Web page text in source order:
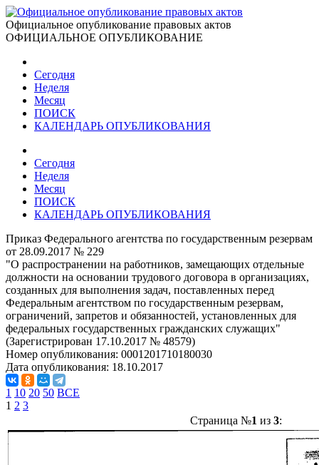
Официальное опубликование правовых актов
ОФИЦИАЛЬНОЕ ОПУБЛИКОВАНИЕ
Сегодня
Неделя
Месяц
ПОИСК
КАЛЕНДАРЬ ОПУБЛИКОВАНИЯ
Сегодня
Неделя
Месяц
ПОИСК
КАЛЕНДАРЬ ОПУБЛИКОВАНИЯ
Приказ Федерального агентства по государственным резервам
от 28.09.2017 № 229
"О распространении на работников, замещающих отдельные
должности на основании трудового договора в организациях,
созданных для выполнения задач, поставленных перед
Федеральным агентством по государственным резервам,
ограничений, запретов и обязанностей, установленных для
федеральных государственных гражданских служащих"
(Зарегистрирован 17.10.2017 № 48579)
Номер опубликования: 0001201710180030
Дата опубликования: 18.10.2017
1 10 20 50 ВСЕ
1 2 3
Страница №1 из 3: